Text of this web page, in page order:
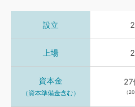
設立
上場
資本金
（資本準備金含む）
27
（